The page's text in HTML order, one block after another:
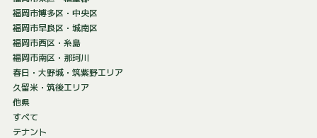
福岡市博多区・中央区
福岡市早良区・城南区
福岡市西区・糸島
福岡市南区・那珂川
春日・大野城・筑紫野エリア
久留米・筑後エリア
他県
すべて
テナント